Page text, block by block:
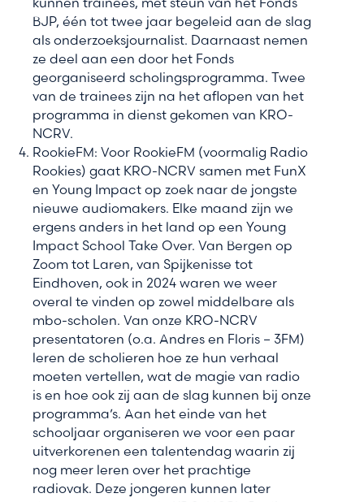
kunnen trainees, met steun van het Fonds
BJP, één tot twee jaar begeleid aan de slag
als onderzoeksjournalist. Daarnaast nemen
ze deel aan een door het Fonds
georganiseerd scholingsprogramma. Twee
van de trainees zijn na het aflopen van het
programma in dienst gekomen van KRO-
NCRV.
RookieFM: Voor RookieFM (voormalig Radio
Rookies) gaat KRO-NCRV samen met FunX
en Young Impact op zoek naar de jongste
nieuwe audiomakers. Elke maand zijn we
ergens anders in het land op een Young
Impact School Take Over. Van Bergen op
Zoom tot Laren, van Spijkenisse tot
Eindhoven, ook in 2024 waren we weer
overal te vinden op zowel middelbare als
mbo-scholen. Van onze KRO-NCRV
presentatoren (o.a. Andres en Floris – 3FM)
leren de scholieren hoe ze hun verhaal
moeten vertellen, wat de magie van radio
is en hoe ook zij aan de slag kunnen bij onze
programma’s. Aan het einde van het
schooljaar organiseren we voor een paar
uitverkorenen een talentendag waarin zij
nog meer leren over het prachtige
radiovak. Deze jongeren kunnen later